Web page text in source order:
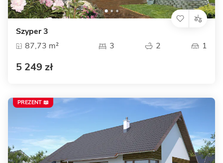
Szyper 3
87,73 m²
3 2 1
5 249 zł
PREZENT 📖